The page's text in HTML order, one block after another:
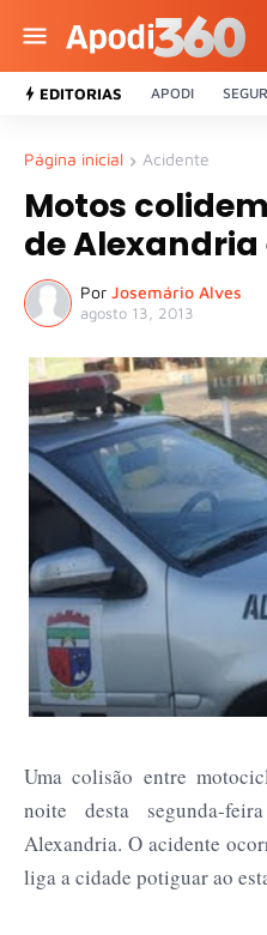
EDITORIAS APODI
Página inicial Acidente
Motos
de Alexandria
Por Josemário Alves
agosto 13, 2013
Uma colisão entre
noite desta segunda-
Alexandria. O acidente
liga a cidade potiguar ao